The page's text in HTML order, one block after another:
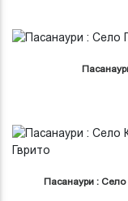
Пасанаури :